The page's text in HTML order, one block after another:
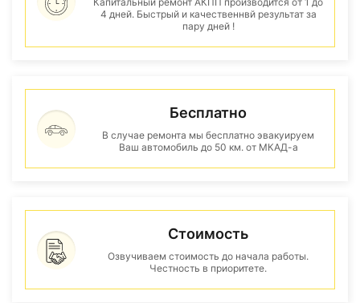
4 дней. Быстрый и качественнвй результат за
пару дней !
Бесплатно
В случае ремонта мы бесплатно эвакуируем
Ваш автомобиль до 50 км. от МКАД-а
Стоимость
Озвучиваем стоимость до начала работы.
Честность в приоритете.